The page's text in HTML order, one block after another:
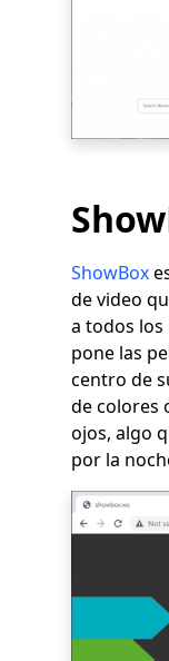
ShowBox
de video
a todos los
pone las
centro de
de colores
ojos, algo
por la